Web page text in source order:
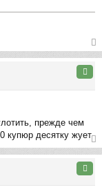
ер
ну
ть
ся
л
у
прежде чем
купюр десятку жует
ер
ну
ть